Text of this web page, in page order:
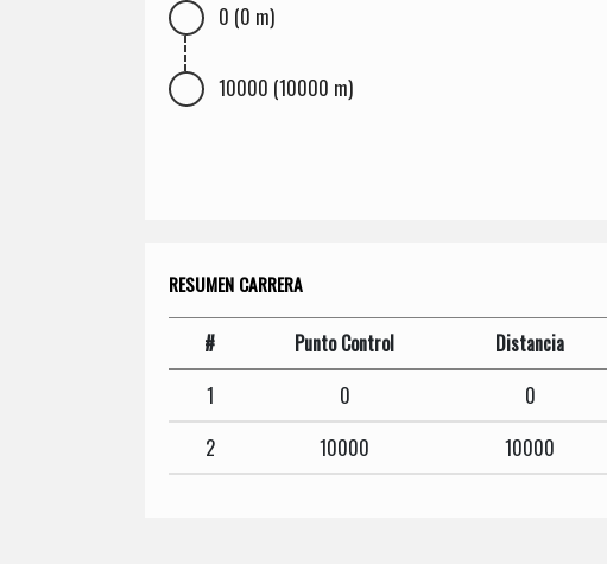
0 (0 m)
10000 (10000 m)
RESUMEN CARRERA
# Punto Control Distancia
1
0 0
2
10000 10000